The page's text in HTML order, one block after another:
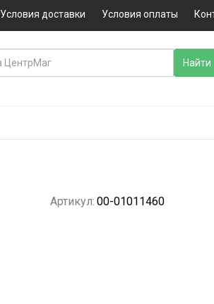
Условия доставки Условия оплаты
Артикул: 00-01011460